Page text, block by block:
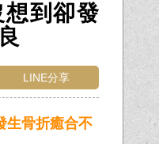
到卻發
LINE分享
生骨折癒合不